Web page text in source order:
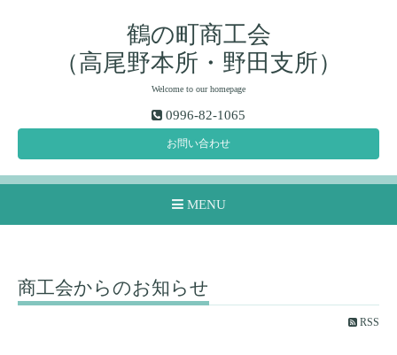
鶴の町商工会
（高尾野本所・野田支所）
Welcome to our homepage
0996-82-1065
お問い合わせ
MENU
商工会からのお知らせ
RSS